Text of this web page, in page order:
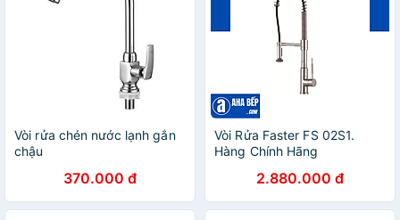
Vòi rửa chén nước lạnh gắn
chậu
370.000 đ
Vòi Rửa Faster FS 02S1.
Hàng Chính Hãng
2.880.000 đ